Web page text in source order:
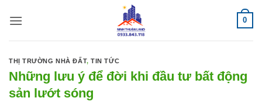
qua
0
THỊ TRƯỜNG NHÀ ĐẤT,TIN TỨC
Những lưu ý để đời khi đầu tư bất động
sản lướt sóng